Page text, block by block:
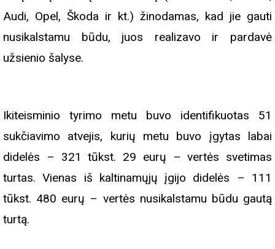
Audi, Opel, Škoda ir kt.) žinodamas, kad jie gauti
nusikalstamu būdu, juos realizavo ir pardavė
užsienio šalyse.
Ikiteisminio tyrimo metu buvo identifikuotas 51
sukčiavimo atvejis, kurių metu buvo įgytas labai
didelės – 321 tūkst. 29 eurų – vertės svetimas
turtas. Vienas iš kaltinamųjų įgijo didelės – 111
tūkst. 480 eurų – vertės nusikalstamu būdu gautą
turtą.